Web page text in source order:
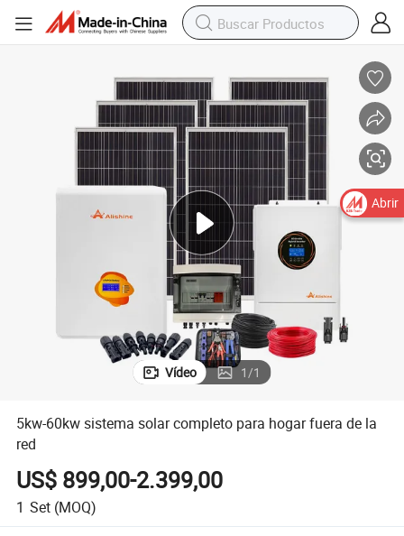
Vídeo 1/1
5kw-60kw sistema solar completo para hogar fuera de la
red
US$ 899,00-2.399,00
1 Set (MOQ)
Abrir